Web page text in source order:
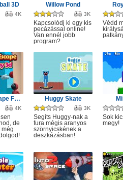
3D
4K
Willow Pond
3K
Kapcsolódj ki egy kis
pecázással online!
Van ennél jobb
program?
Védd
Squidly Escape Fall Guy 3D
4K
de
még
Huggy Skate
3K
Segíts Huggy-nak a
fura mégis aranyos
szörnyicskének a
deszkázásban!
Sok
megy!